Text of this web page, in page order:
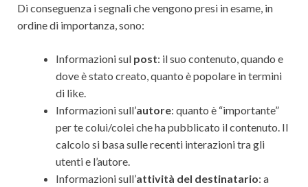
Di conseguenza i segnali che vengono presi in esame, in
ordine di importanza, sono:
Informazioni sul post: il suo contenuto, quando e
dove è stato creato, quanto è popolare in termini
di like.
Informazioni sull’autore: quanto è “importante”
per te colui/colei che ha pubblicato il contenuto. Il
calcolo si basa sulle recenti interazioni tra gli
utenti e l’autore.
Informazioni sull’attività del destinatario: a